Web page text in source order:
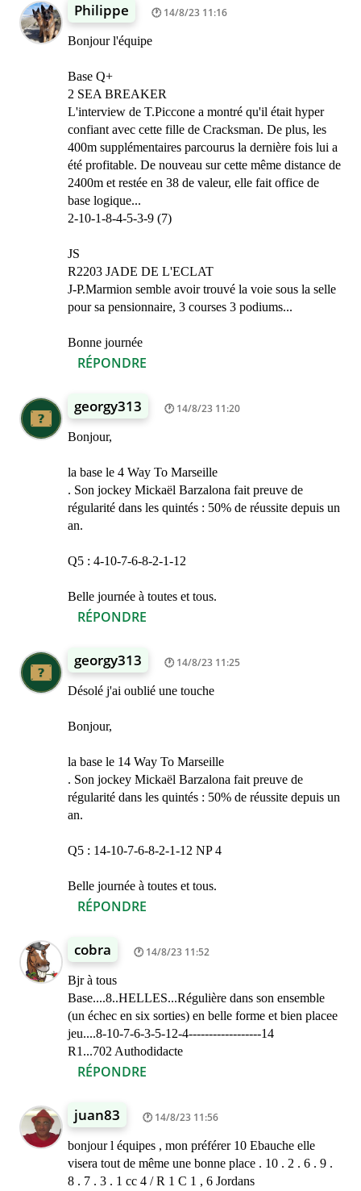
Philippe 14/8/23 11:16
Bonjour l'équipe
Base Q+
2 SEA BREAKER
L'interview de T.Piccone a montré qu'il était hyper
confiant avec cette fille de Cracksman. De plus, les
400m supplémentaires parcourus la dernière fois lui a
été profitable. De nouveau sur cette même distance de
2400m et restée en 38 de valeur, elle fait office de
base logique...
2-10-1-8-4-5-3-9 (7)
JS
R2203 JADE DE L'ECLAT
J-P.Marmion semble avoir trouvé la voie sous la selle
pour sa pensionnaire, 3 courses 3 podiums...
Bonne journée
RÉPONDRE
georgy313 14/8/23 11:20
Bonjour,
la base le 4 Way To Marseille
. Son jockey Mickaël Barzalona fait preuve de
régularité dans les quintés : 50% de réussite depuis un
an.
Q5 : 4-10-7-6-8-2-1-12
Belle journée à toutes et tous.
RÉPONDRE
georgy313 14/8/23 11:25
Désolé j'ai oublié une touche
Bonjour,
la base le 14 Way To Marseille
. Son jockey Mickaël Barzalona fait preuve de
régularité dans les quintés : 50% de réussite depuis un
an.
Q5 : 14-10-7-6-8-2-1-12 NP 4
Belle journée à toutes et tous.
RÉPONDRE
cobra 14/8/23 11:52
Bjr à tous
Base....8..HELLES...Régulière dans son ensemble
(un échec en six sorties) en belle forme et bien placee
jeu....8-10-7-6-3-5-12-4------------------14
R1...702 Authodidacte
RÉPONDRE
juan83 14/8/23 11:56
bonjour l équipes , mon préférer 10 Ebauche elle
visera tout de même une bonne place . 10 . 2 . 6 . 9 .
8 . 7 . 3 . 1 cc 4 / R 1 C 1 , 6 Jordans